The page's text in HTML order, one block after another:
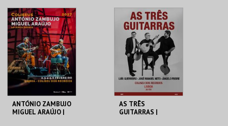
COLISEU DE LISBOA
MAIS INFO
COMPRAR
COLISEU DE LISBOA
MAIS INFO
COMPRAR
ANTÓNIO ZAMBUJO
MIGUEL ARAÚJO |
AS TRÊS
GUITARRAS |